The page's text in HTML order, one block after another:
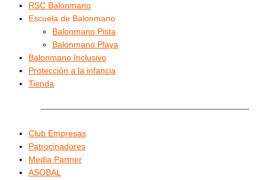
RSC Balonmano
Escuela de Balonmano
Balonmano Pista
Balonmano Playa
Balonmano Inclusivo
Protección a la infancia
Tienda
Club Empresas
Patrocinadores
Media Partner
ASOBAL